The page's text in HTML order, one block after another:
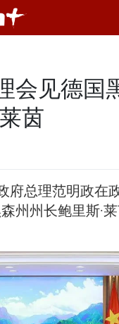
会见德国
茵
府总理范明政在
州州长鲍里斯·莱